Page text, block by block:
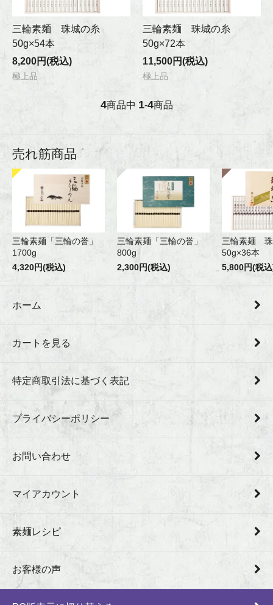
三輪素麺 珠城の糸
50g×54本
8,200円(税込)
極上品
三輪素麺 珠城の糸
50g×72本
11,500円(税込)
極上品
4商品中 1-4商品
売れ筋商品
三輪素麺「三輪の誉」
1700g
4,320円(税込)
三輪素麺「三輪の誉」
800g
2,300円(税込)
三輪素麺 珠
50g×36本
5,800円(税
ホーム
カートを見る
特定商取引法に基づく表記
プライバシーポリシー
お問い合わせ
マイアカウント
素麺レシピ
お客様の声